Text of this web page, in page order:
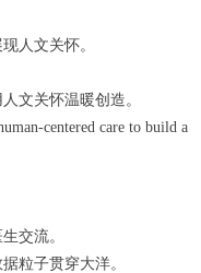
人文关怀。
文关怀温暖创造。
centered care to build a
交流。
粒子贯穿大洋。